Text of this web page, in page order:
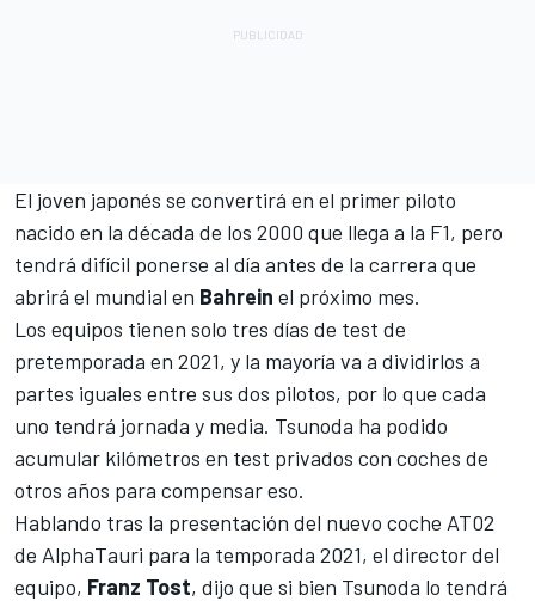
El joven japonés se convertirá en el primer piloto
nacido en la década de los 2000 que llega a la F1, pero
tendrá difícil ponerse al día antes de la carrera que
abrirá el mundial en Bahrein el próximo mes.
Los equipos tienen solo tres días de test de
pretemporada en 2021, y la mayoría va a dividirlos a
partes iguales entre sus dos pilotos, por lo que cada
uno tendrá jornada y media. Tsunoda ha podido
acumular kilómetros en test privados con coches de
otros años para compensar eso.
Hablando tras la presentación del nuevo coche AT02
de AlphaTauri para la temporada 2021, el director del
equipo, Franz Tost, dijo que si bien Tsunoda lo tendrá